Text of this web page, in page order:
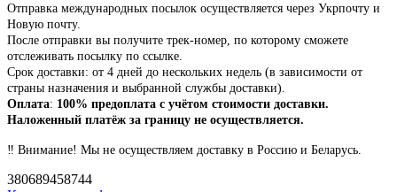
Отправка международных посылок осуществляется через Укрпочту и
Новую почту.
После отправки вы получите трек-номер, по которому сможете
отслеживать посылку по ссылке.
Срок доставки: от 4 дней до нескольких недель (в зависимости от
страны назначения и выбранной службы доставки).
Оплата: 100% предоплата с учётом стоимости доставки.
Наложенный платёж за границу не осуществляется.
‼️ Внимание! Мы не осуществляем доставку в Россию и Беларусь.
380689458744